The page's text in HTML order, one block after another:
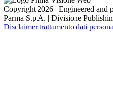
Copyright 2026 | Engineered and
Parma S.p.A. | Divisione
Disclaimer trattamento dati